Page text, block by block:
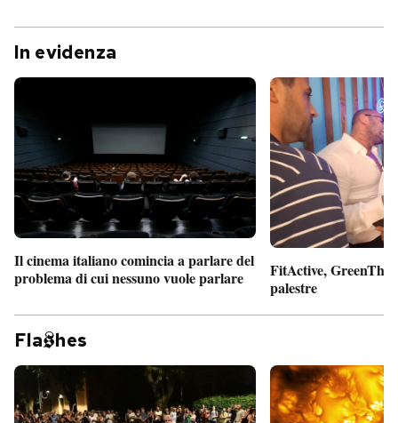
SHOP
AREA PERSONALE
Entra
In evidenza
Il cinema italiano comincia a parlare del
problema di cui nessuno vuole parlare
FitActive,
palestre
Fla hes